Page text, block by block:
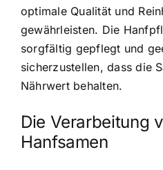
optimale Qualität und
gewährleisten. Die
sorgfältig gepflegt und
sicherzustellen, dass die
Nährwert behalten.
Die Verarbeitung
Hanfsamen